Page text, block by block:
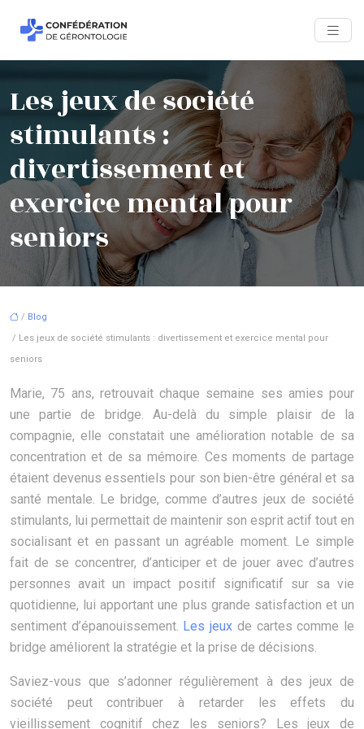
Les jeux de société
stimulants :
divertissement et
exercice mental pour
seniors
/ Blog
/ Les jeux de société stimulants : divertissement et exercice mental pour
seniors
Marie, 75 ans, retrouvait chaque semaine ses amies pour
une partie de bridge. Au-delà du simple plaisir de la
compagnie, elle constatait une amélioration notable de sa
concentration et de sa mémoire. Ces moments de partage
étaient devenus essentiels pour son bien-être général et sa
santé mentale. Le bridge, comme d’autres jeux de société
stimulants, lui permettait de maintenir son esprit actif tout en
socialisant et en passant un agréable moment. Le simple
fait de se concentrer, d’anticiper et de jouer avec d’autres
personnes avait un impact positif significatif sur sa vie
quotidienne, lui apportant une plus grande satisfaction et un
sentiment d’épanouissement. Les jeux de cartes comme le
bridge améliorent la stratégie et la prise de décisions.
Saviez-vous que s’adonner régulièrement à des jeux de
société peut contribuer à retarder les effets du
vieillissement cognitif chez les seniors? Les jeux de